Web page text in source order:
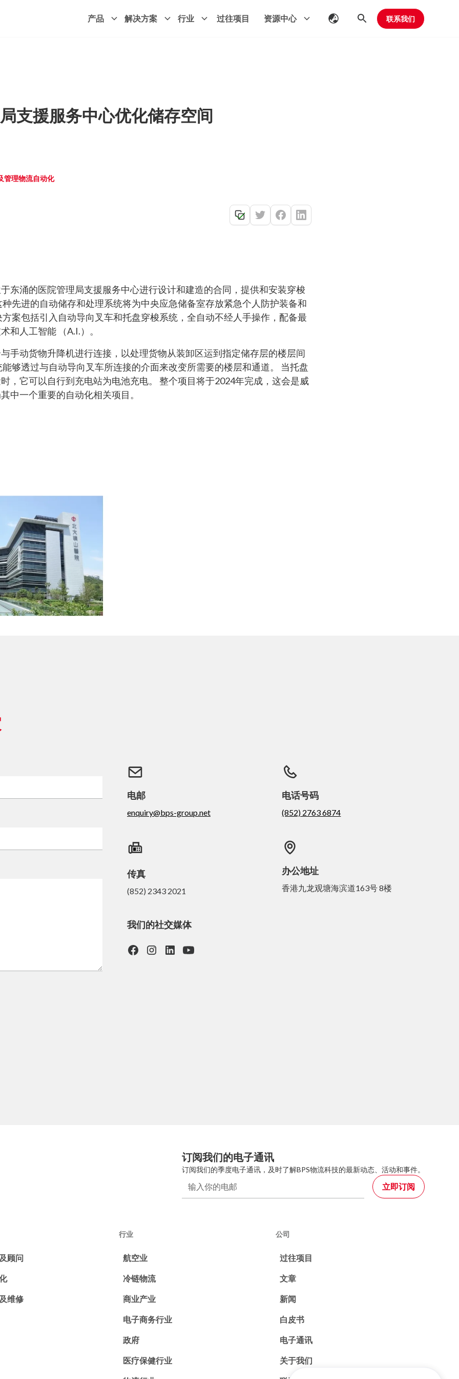
产品 解决方案 行业 过往项目 资源中心 联系我们
支援服务中心优化储存空间
管理物流自动化
东涌的医院管理局支援服务中心进行设计和建造的合同，提供和安装穿梭
先进的自动储存和处理系统将为中央应急储备室存放紧急个人防护装备和
案包括引入自动导向叉车和托盘穿梭系统，全自动不经人手操作，配备最
和人工智能 （A.I.）。
手动货物升降机进行连接，以处理货物从装卸区运到指定储存层的楼层间
够透过与自动导向叉车所连接的介面来改变所需要的楼层和通道。 当托盘
，它可以自行到充电站为电池充电。 整个项目将于2024年完成，这会是威
中一个重要的自动化相关项目。
电邮
enquiry@bps-group.net
电话号码
(852) 2763 6874
传真
(852) 2343 2021
办公地址
香港九龙观塘海滨道163号 8楼
我们的社交媒体
订阅我们的电子通讯
订阅我们的季度电子通讯，及时了解BPS物流科技的最新动态、活动和事件。
顾问
维修
行业
航空业
冷链物流
商业产业
电子商务行业
政府
医疗保健行业
公司
过往项目
文章
新闻
白皮书
电子通讯
关于我们